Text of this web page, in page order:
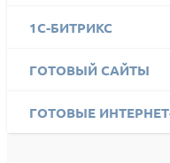
1C-БИТРИКС
ГОТОВЫЙ САЙТЫ
ГОТОВЫЕ